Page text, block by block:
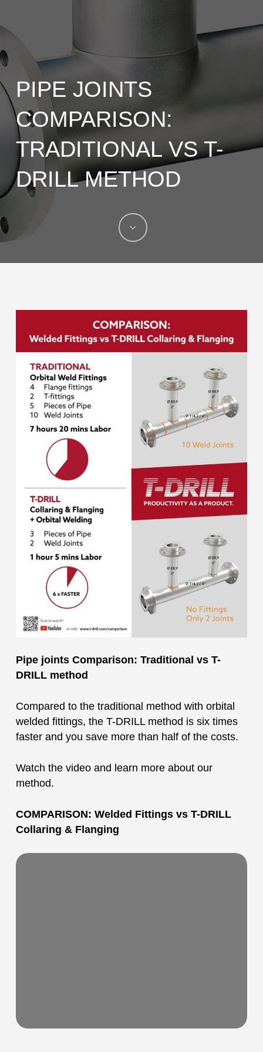
PIPE JOINTS
COMPARISON:
TRADITIONAL VS T-
DRILL METHOD
Pipe joints Comparison: Traditional vs T-
DRILL method
Compared to the traditional method with orbital
welded fittings, the T-DRILL method is six times
faster and you save more than half of the costs.
Watch the video and learn more about our
method.
COMPARISON: Welded Fittings vs T-DRILL
Collaring & Flanging